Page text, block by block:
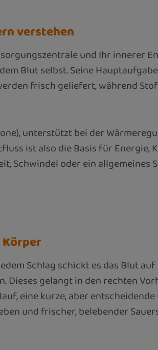
verstehen
und Ihr innerer
Blut selbst. Seine
frisch geliefert, während
unterstützt bei der
ist also die Basis für Energie,
Schwindel oder ein
Schlag schickt es das Blut
Dieses gelangt in den rechten
eine kurze, aber
und frischer, belebender